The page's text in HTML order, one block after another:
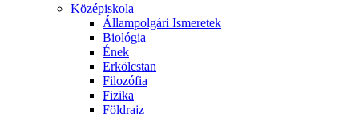
Középiskola
Állampolgári Ismeretek
Biológia
Ének
Erkölcstan
Filozófia
Fizika
Földrajz